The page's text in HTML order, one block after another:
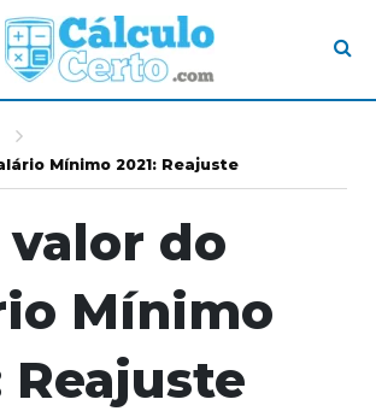
Mínimo 2021: Reajuste
valor do
Mínimo
Reajuste